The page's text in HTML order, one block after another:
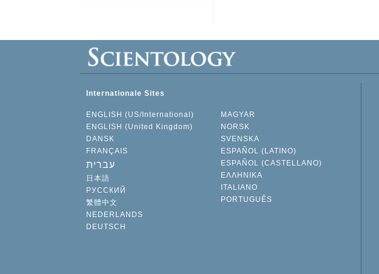
Internationale Sites
ENGLISH (US/International)
ENGLISH (United Kingdom)
DANSK
FRANÇAIS
עברית
日本語
РУССКИЙ
繁體中文
NEDERLANDS
DEUTSCH
MAGYAR
NORSK
SVENSKA
ESPAÑOL (LATINO)
ESPAÑOL (CASTELLANO)
ΕΛΛΗΝΙΚA
ITALIANO
PORTUGUÊS